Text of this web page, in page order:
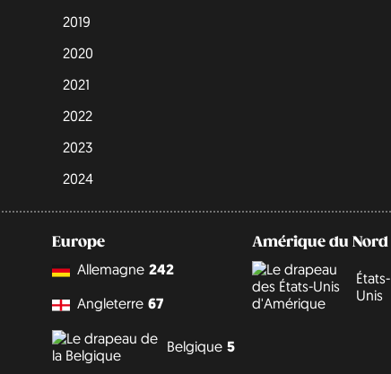
2019
2020
2021
2022
2023
2024
Europe
Allemagne 242
Angleterre 67
Belgique 5
Amérique du Nord
États-
Unis